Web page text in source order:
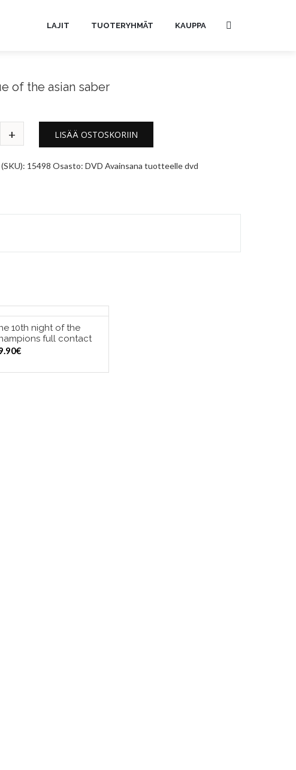
LAJIT TUOTERYHMÄT KAUPPA
of the asian saber
LISÄÄ OSTOSKORIIN
15498 Osasto: DVD Avainsana tuotteelledvd
LISÄÄ OSTOSKORIIN
10th night of the
full contact
€